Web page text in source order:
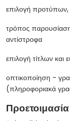
επιλογή προτύπων,
τρόπος
αντίστροφα
επιλογή τίτλων και
οπτικοποίηση -
(πληροφοριακά